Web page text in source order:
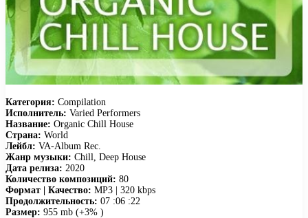
Категория: Compilation
Исполнитель: Varied Performers
Название: Organic Chill House
Страна: World
Лейбл: VA-Album Rec.
Жанр музыки: Chill, Deep House
Дата релиза: 2020
Количество композиций: 80
Формат | Качество: MP3 | 320 kbps
Продолжительность: 07 :06 :22
Размер: 955 mb (+3% )